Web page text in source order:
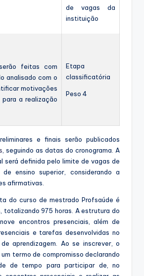
de vagas da
instituição
feitas com
analisado com o
motivações
a realização
Etapa
classificatória
Peso 4
e finais serão publicados
, seguindo as datas do cronograma. A
será definida pelo limite de vagas de
ensino superior, considerando a
afirmativas.
do curso de mestrado Profsaúde é
totalizando 975 horas. A estrutura do
encontros presenciais, além de
e tarefas desenvolvidas no
aprendizagem. Ao se inscrever, o
termo de compromisso declarando
de tempo para participar de, no